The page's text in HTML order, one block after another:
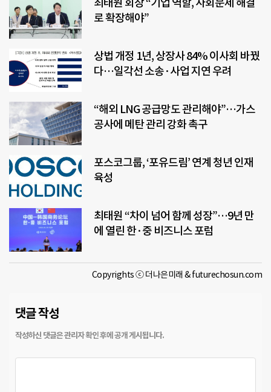
로 확장해야”
상법 개정 1년, 상장사 84% 이사회 바꿨
다…일각선 소송·사업 지연 우려
“해외 LNG 공급망도 관리해야”…가스
공사에 메탄 관리 강화 촉구
포스코그룹, ‘포유드림’ 연계 청년 인재
육성
최태원 “차이 넘어 함께 성장”…9년 만
에 열린 한·중 비즈니스 포럼
Copyrights ⓒ 더나은미래 & futurechosun.com
댓글 작성